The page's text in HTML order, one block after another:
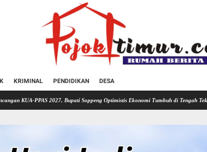
KRIMINAL PENDIDIKAN DESA
Bupati Soppeng Optimistis Ekonomi Tumbuh di Tengah Tekanan Fiskal